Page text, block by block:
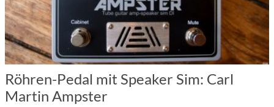
Röhren-Pedal mit Speaker Sim: Carl
Martin Ampster